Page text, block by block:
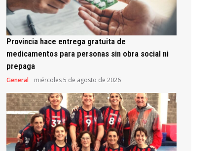
Provincia hace entrega gratuita de
medicamentos para personas sin obra social ni
prepaga
General miércoles 5 de agosto de 2026